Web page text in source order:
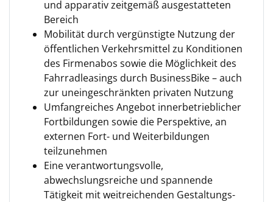
und apparativ zeitgemäß ausgestatteten
Bereich
Mobilität durch vergünstigte Nutzung der
öffentlichen Verkehrsmittel zu Konditionen
des Firmenabos sowie die Möglichkeit des
Fahrradleasings durch BusinessBike – auch
zur uneingeschränkten privaten Nutzung
Umfangreiches Angebot innerbetrieblicher
Fortbildungen sowie die Perspektive, an
externen Fort- und Weiterbildungen
teilzunehmen
Eine verantwortungsvolle,
abwechslungsreiche und spannende
Tätigkeit mit weitreichenden Gestaltungs-